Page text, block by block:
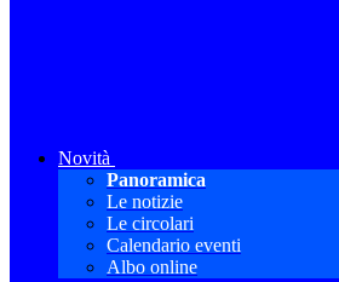
Novità
Panoramica
Le notizie
Le circolari
Calendario eventi
Albo online